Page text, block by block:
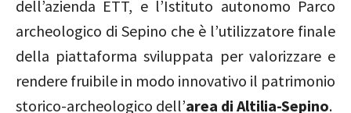
dell’azienda ETT, e l’Istituto autonomo Parco
archeologico di Sepino che è l’utilizzatore finale
della piattaforma sviluppata per valorizzare e
rendere fruibile in modo innovativo il patrimonio
storico-archeologico dell’area di Altilia-Sepino.